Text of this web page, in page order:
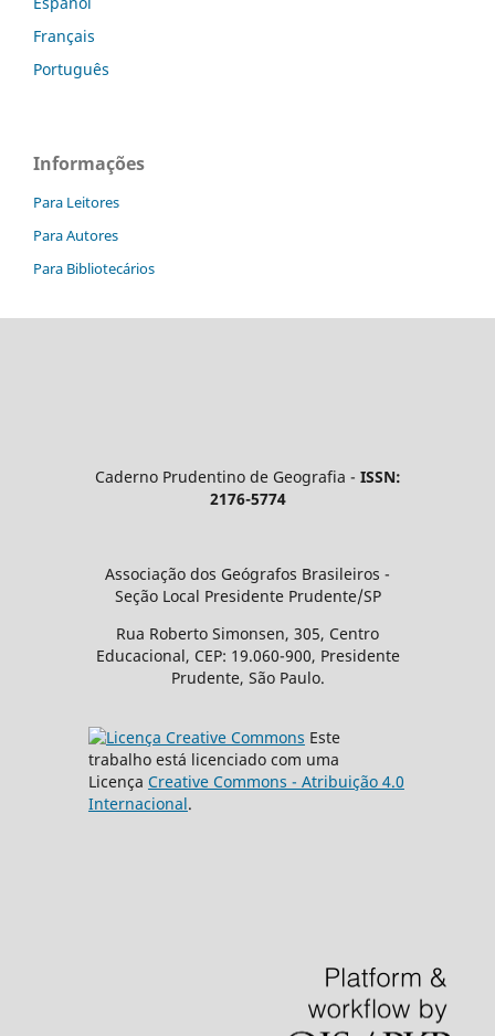
Français
Português
Informações
Para Leitores
Para Autores
Para Bibliotecários
Caderno Prudentino de Geografia - ISSN:
2176-5774
Associação dos Geógrafos Brasileiros -
Seção Local Presidente Prudente/SP
Rua Roberto Simonsen, 305, Centro
Educacional, CEP: 19.060-900, Presidente
Prudente, São Paulo.
Este
trabalho está licenciado com uma
Licença Creative Commons - Atribuição 4.0
Internacional.